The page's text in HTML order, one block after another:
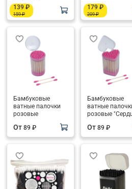
139 ₽
159 ₽
179 ₽
209 ₽
Бамбуковые
ватные палочки
розовые
От 89 ₽
Бамбуковые
ватные
розовые
От 89 ₽